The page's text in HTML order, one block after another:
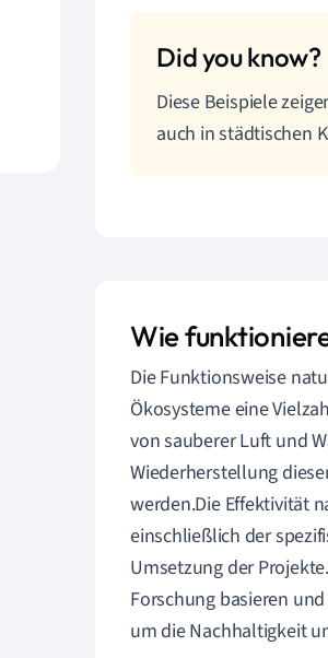
Diese Beispiele
auch in städtischen
Wie
Die Funktionsweise
Ökosysteme eine
von sauberer Luft und
Wiederherstellung
werden.Die Effektivität
einschließlich der
Umsetzung der
Forschung basieren
um die Nachhaltigkeit